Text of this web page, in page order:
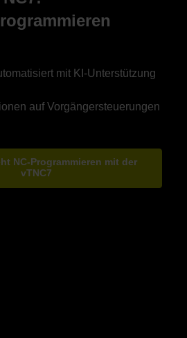
mit KI-Unterstützung
auf Vorgängersteuerungen
NC-Programmieren mit der
vTNC7